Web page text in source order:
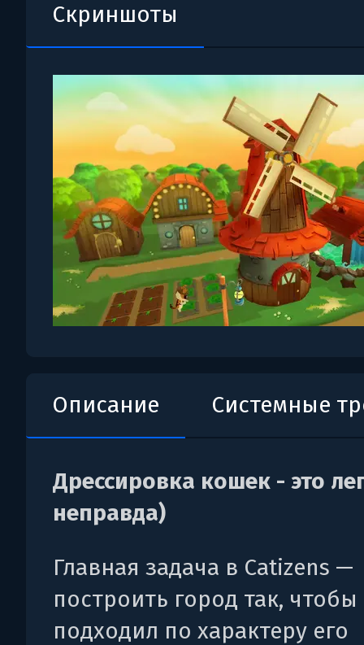
Скриншоты
Описание Системные
Дрессировка кошек - это
неправда)
Главная задача в Catizens —
построить город так,
подходил по характеру его